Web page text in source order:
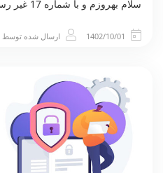
سلام بهروزم و با شماره 17 غیر رسمی…
1402/10/01 ارسال شده توسط